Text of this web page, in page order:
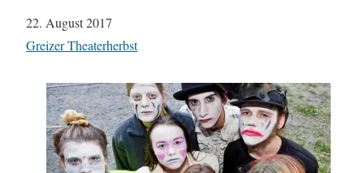
Datum
22. August 2017
In Bezug auf
Greizer Theaterherbst